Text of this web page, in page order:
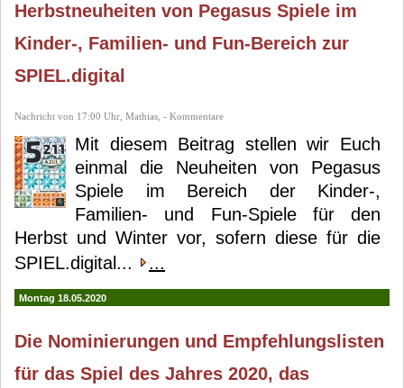
Herbstneuheiten von Pegasus Spiele im
Kinder-, Familien- und Fun-Bereich zur
SPIEL.digital
Nachricht von 17:00 Uhr, Mathias, - Kommentare
Mit diesem Beitrag stellen wir Euch
einmal die Neuheiten von Pegasus
Spiele im Bereich der Kinder-,
Familien- und Fun-Spiele für den
Herbst und Winter vor, sofern diese für die
SPIEL.digital...
...
Montag 18.05.2020
Die Nominierungen und Empfehlungslisten
für das Spiel des Jahres 2020, das